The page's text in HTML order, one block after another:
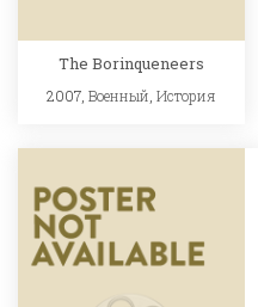
The Borinqueneers
2007, Военный История